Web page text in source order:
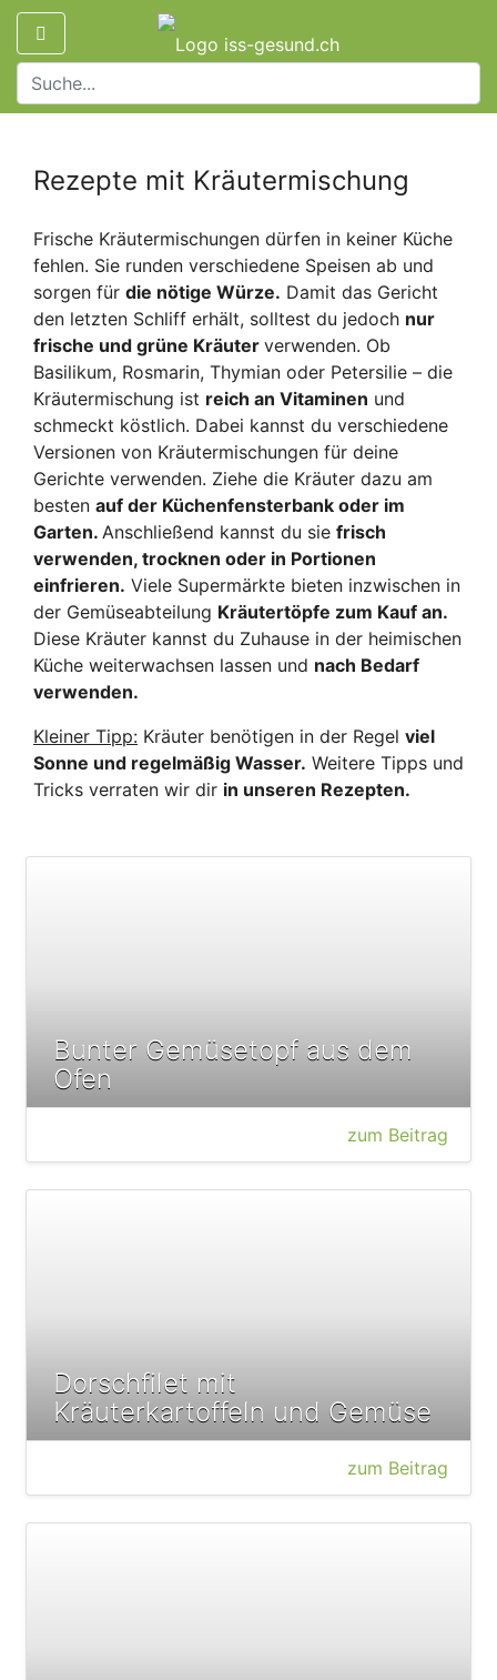
Rezepte mit Kräutermischung
Frische Kräutermischungen dürfen in keiner Küche
fehlen. Sie runden verschiedene Speisen ab und
sorgen für die nötige Würze. Damit das Gericht
den letzten Schliff erhält, solltest du jedoch nur
frische und grüne Kräuter verwenden. Ob
Basilikum, Rosmarin, Thymian oder Petersilie – die
Kräutermischung ist reich an Vitaminen und
schmeckt köstlich. Dabei kannst du verschiedene
Versionen von Kräutermischungen für deine
Gerichte verwenden. Ziehe die Kräuter dazu am
besten auf der Küchenfensterbank oder im
Garten. Anschließend kannst du sie frisch
verwenden, trocknen oder in Portionen
einfrieren. Viele Supermärkte bieten inzwischen in
der Gemüseabteilung Kräutertöpfe zum Kauf an.
Diese Kräuter kannst du Zuhause in der heimischen
Küche weiterwachsen lassen und nach Bedarf
verwenden.
Kleiner Tipp: Kräuter benötigen in der Regel viel
Sonne und regelmäßig Wasser. Weitere Tipps und
Tricks verraten wir dir in unseren Rezepten.
Bunter Gemüsetopf aus dem
Ofen
zum Beitrag
Dorschfilet mit
Kräuterkartoffeln und Gemüse
zum Beitrag